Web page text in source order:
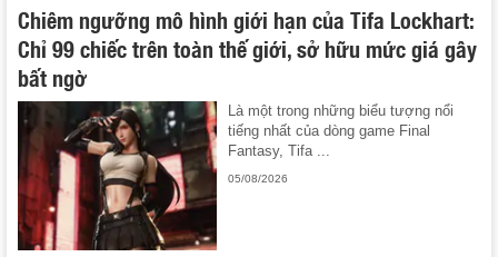
Chiêm ngưỡng mô hình giới hạn của Tifa Lockhart:
Chỉ 99 chiếc trên toàn thế giới, sở hữu mức giá gây
bất ngờ
Là một trong những biểu tượng nổi
tiếng nhất của dòng game Final
Fantasy, Tifa ...
05/08/2026